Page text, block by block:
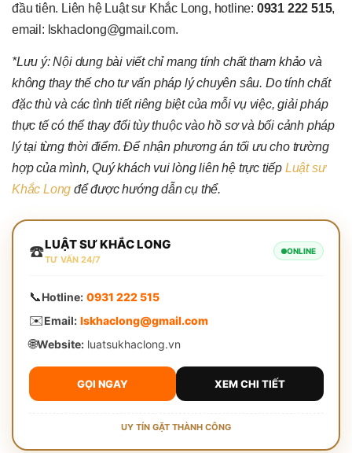
đầu tiên. Liên hệ Luật sư Khắc Long, hotline: 0931 222 515,
email: lskhaclong@gmail.com.
*Lưu ý: Nội dung bài viết chỉ mang tính chất tham khảo và
không thay thế cho tư vấn pháp lý chuyên sâu. Do tính chất
đặc thù và các tình tiết riêng biệt của mỗi vụ việc, giải pháp
thực tế có thể thay đổi tùy thuộc vào hồ sơ và bối cảnh pháp
lý tại từng thời điểm. Để nhận phương án tối ưu cho trường
hợp của mình, Quý khách vui lòng liên hệ trực tiếp Luật sư
Khắc Long để được hướng dẫn cụ thể.
☎️LUẬT SƯ KHẮC LONG
TƯ VẤN 24/7
ONLINE
📞Hotline: 0931 222 515
✉️Email: lskhaclong@gmail.com
🌐Website:luatsukhaclong.vn
GỌI NGAY XEM CHI TIẾT
UY TÍN GẶT THÀNH CÔNG